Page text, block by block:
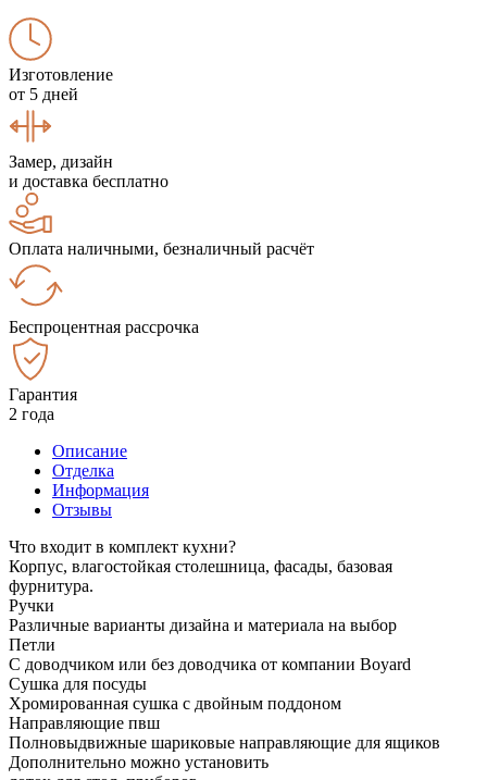
Изготовление
от 5 дней
Замер, дизайн
и доставка бесплатно
Оплата наличными, безналичный расчёт
Беспроцентная рассрочка
Гарантия
2 года
Описание
Отделка
Информация
Отзывы
Что входит в комплект кухни?
Корпус, влагостойкая столешница, фасады, базовая
фурнитура.
Ручки
Различные варианты дизайна и материала на выбор
Петли
С доводчиком или без доводчика от компании Boyard
Сушка для посуды
Хромированная сушка с двойным поддоном
Направляющие пвш
Полновыдвижные шариковые направляющие для ящиков
Дополнительно можно установить